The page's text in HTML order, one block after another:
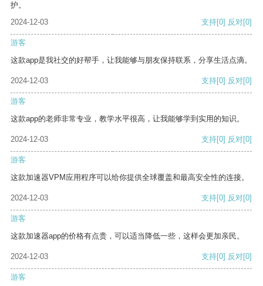
护。
2024-12-03
支持[0] 反对[0]
游客
这款app是我社交的好帮手，让我能够与朋友保持联系，分享生活点滴。
2024-12-03 支持[0] 反对[0]
游客
这款app的老师非常专业，教学水平很高，让我能够学到实用的知识。
2024-12-03 支持[0] 反对[0]
游客
这款加速器VPM应用程序可以给你提供全球覆盖和最高安全性的连接。
2024-12-03 支持[0] 反对[0]
游客
这款加速器app的价格有点贵，可以适当降低一些，这样会更加亲民。
2024-12-03 支持[0] 反对[0]
游客